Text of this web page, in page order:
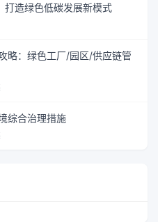
打造绿色低碳发展新模式
略：绿色工厂/园区/供应链管
综合治理措施